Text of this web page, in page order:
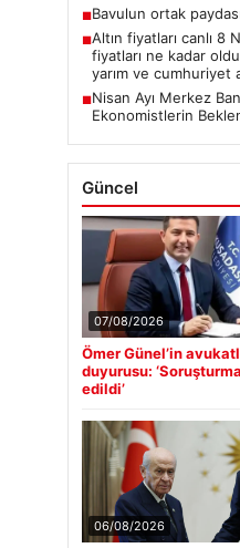
■Bavulun ortak
■Altın fiyatları canlı 8
fiyatları ne kadar
yarım ve cumhuriyet
■Nisan Ayı Merkez
Ekonomistlerin
Güncel
07/08/2026
Ömer Günel’in
duyurusu:
edildi’
06/08/2026